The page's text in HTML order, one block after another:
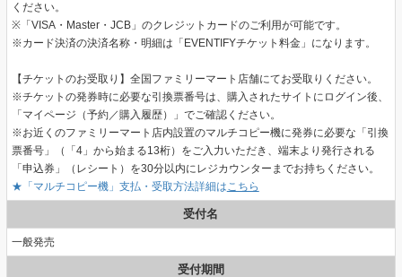
ください。
※「VISA・Master・JCB」のクレジットカードのご利用が可能です。
※カード決済の決済名称・明細は「EVENTIFYチケット料金」になります。
【チケットのお受取り】全国ファミリーマート店舗にてお受取りください。
※チケットの発券時に必要な引換票番号は、購入されたサイトにログイン後、
「マイページ（予約／購入履歴）」でご確認ください。
※お近くのファミリーマート店内設置のマルチコピー機に発券に必要な「引換
票番号」（「4」から始まる13桁）をご入力いただき、端末より発行される
「申込券」（レシート）を30分以内にレジカウンターまでお持ちください。
★「マルチコピー機」支払・受取方法詳細はこちら
受付名
一般発売
受付期間